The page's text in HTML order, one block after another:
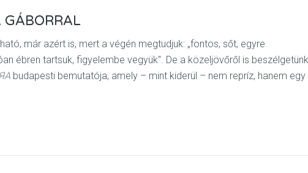
GÁBORRAL
már azért is, mert a végén megtudjuk: „fontos, sőt, egyre
ébren tartsuk, figyelembe vegyük". De a közeljövőről is
budapesti bemutatója, amely – mint kiderül – nem repríz, hanem egy